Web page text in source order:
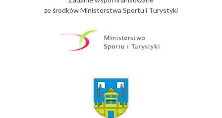
ze środków Ministerstwa Sportu i Turystyki